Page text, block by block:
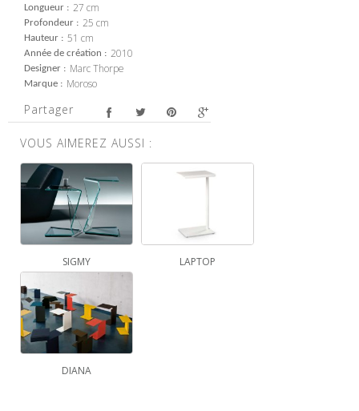
Longueur 27 cm
Profondeur 25 cm
Hauteur 51 cm
Année de création 2010
Designer Marc Thorpe
Marque Moroso
Partager
VOUS AIMEREZ AUSSI :
SIGMY LAPTOP
DIANA